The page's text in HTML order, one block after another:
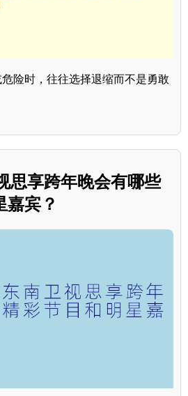
险时，往往选择退缩而不是勇敢
思享跨年晚会有哪些
嘉宾？